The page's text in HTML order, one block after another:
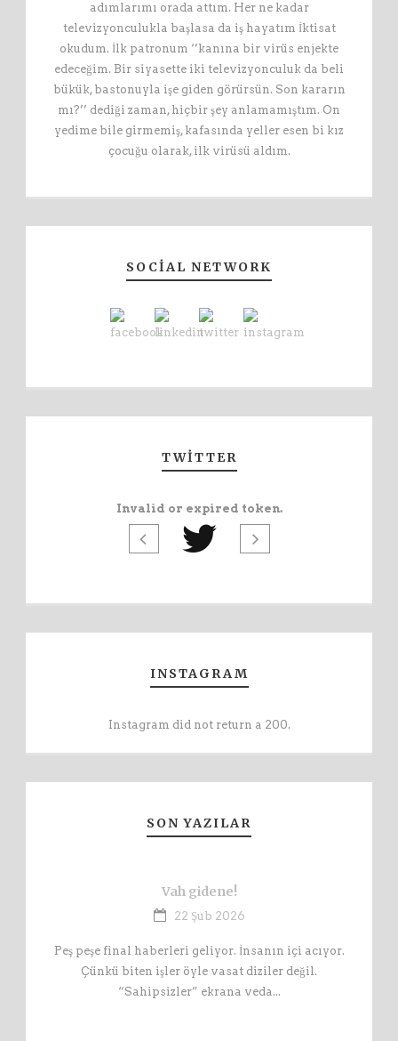
adımlarımı orada attım. Her ne kadar
televizyonculukla başlasa da iş hayatım İktisat
okudum. İlk patronum ‘’kanına bir virüs enjekte
edeceğim. Bir siyasette iki televizyonculuk da beli
bükük, bastonuyla işe giden görürsün. Son kararın
mı?’’ dediği zaman, hiçbir şey anlamamıştım. On
yedime bile girmemiş, kafasında yeller esen bi kız
çocuğu olarak, ilk virüsü aldım.
SOCIAL NETWORK
TWITTER
Invalid or expired token.
INSTAGRAM
Instagram did not return a 200.
SON YAZILAR
Vah gidene!
22 Şub 2026
Peş peşe final haberleri geliyor. İnsanın içi acıyor.
Çünkü biten işler öyle vasat diziler değil.
“Sahipsizler” ekrana veda...